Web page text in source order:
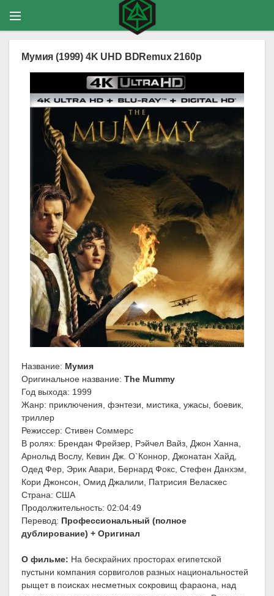
Мумия (1999) 4K UHD BDRemux 2160p
Название: Мумия
Оригинальное название: The Mummy
Год выхода: 1999
Жанр: приключения, фэнтези, мистика, ужасы, боевик,
триллер
Режиссер: Стивен Соммерс
В ролях: Брендан Фрейзер, Рэйчел Вайз, Джон Ханна,
Арнольд Вослу, Кевин Дж. О`Коннор, Джонатан Хайд,
Одед Фер, Эрик Авари, Бернард Фокс, Стефен Данхэм,
Кори Джонсон, Омид Джалили, Патрисия Веласкес
Страна: США
Продолжительность: 02:04:49
Перевод: Профессиональный (полное
дублирование) + Оригинал
О фильме: На бескрайних просторах египетской
пустыни компания сорвиголов разных национальностей
рыщет в поисках несметных сокровищ фараона, над